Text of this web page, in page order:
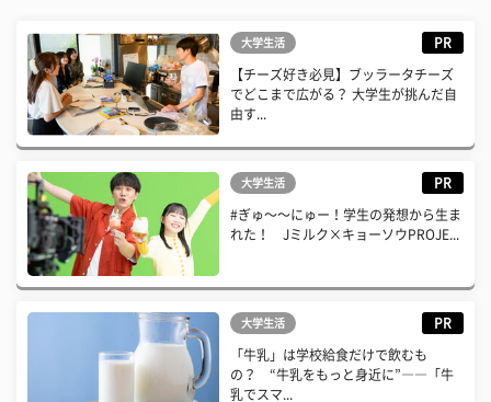
大学生活 PR
【チーズ好き必見】ブッラータチーズ
でどこまで広がる？ 大学生が挑んだ自
由す...
大学生活 PR
#ぎゅ〜〜にゅー！学生の発想から生ま
れた！ Jミルク×キョーソウPROJE...
大学生活 PR
「牛乳」は学校給食だけで飲むも
の？ “牛乳をもっと身近に”――「牛
乳でスマ...